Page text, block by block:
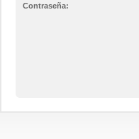
Contraseña: